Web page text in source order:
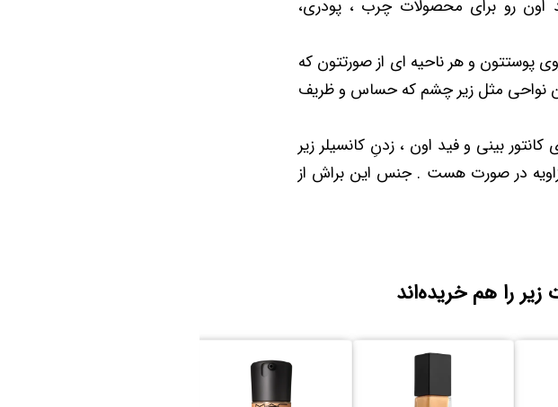
اون رو برای محصولات چرب ، پودری،
و هر ناحیه ای از صورتتون که
نواحی مثل زیر چشم که حساس و ظریف
بینی و فید اون ، زدنِ کانسیلر زیر
زاویه در صورت هست . جنس این براش از
را هم خریده‌اند